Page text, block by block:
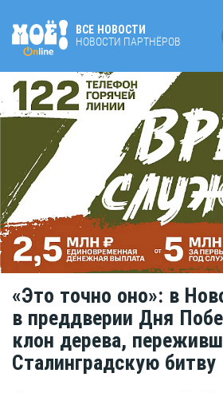
ВСЕ НОВОСТИ
НОВОСТИ ПАРТНЁРОВ
«Это точно оно»: в
в преддверии Дня
клон дерева,
Сталинградскую битву